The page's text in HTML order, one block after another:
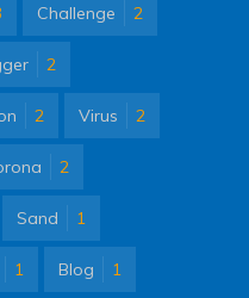
Challenge 2
2
2 Virus 2
2
Sand 1
1 Blog 1